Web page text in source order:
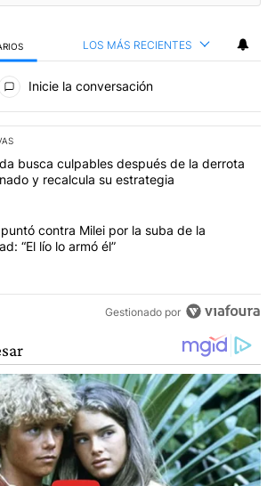
LOS MÁS RECIENTES
Inicie la conversación
los artículos con más comentarios en los
con el título "La Rosada busca
busca culpables después de la derrota
y recalcula su estrategia
con el título "Kicillof apuntó contra Milei
contra Milei por la suba de la
“El lío lo armó él”
Gestionado por